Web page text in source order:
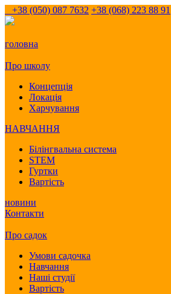
+38 (050) 087 7632 +38 (068) 223 88 91
головна
Про школу
Концепція
Локація
Харчування
НАВЧАННЯ
Білінгвальна система
STEM
Гуртки
Вартість
новини
Контакти
Про садок
Умови садочка
Навчання
Наші студії
Вартість